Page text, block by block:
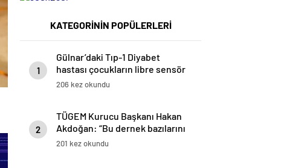
KATEGORİNİN POPÜLERLERİ
1
Gülnar’daki Tıp-1 Diyabet
hastası çocukların libre sensör
şeker ölçüm cihazı 1 yıl boyumca
206 kez okundu
2
TÜGEM Kurucu Başkanı Hakan
Akdoğan: “Bu dernek bazılarını
çok rahatsız etse de
201 kez okundu